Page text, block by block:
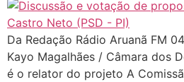
Da Redação Rádio Aruanã FM
Kayo Magalhães / Câmara dos
é o relator do projeto A